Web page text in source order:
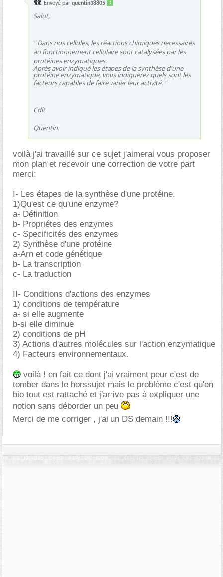
Envoyé par quentin38805
Salut,
" Dans nos cellules, les réactions chimiques necessaires
au fonctionnement cellulaire sont catalysées par les
protéines enzymatiques.
Après avoir indiqué les étapes de la synthèse d'une
protéine enzymatique, vous indiquerez quels sont les
facteurs capables de faire varier leur activité. "
Cdlt
Quentin.
voilà j'ai travaillé sur ce sujet j'aimerai vous proposer
mon plan et recevoir une correction de votre part
merci:
I- Les étapes de la synthèse d'une protéine.
1)Qu'est ce qu'une enzyme?
a- Définition
b- Propriétes des enzymes
c- Specificités des enzymes
2) Synthèse d'une protéine
a-Arn et code génétique
b- La transcription
c- La traduction
II- Conditions d'actions des enzymes
1) conditions de température
a- si elle augmente
b-si elle diminue
2) conditions de pH
3) Actions d'autres molécules sur l'action enzymatique
4) Facteurs environnementaux.
voilà ! en fait ce dont j'ai vraiment peur c'est de
tomber dans le horssujet mais le problème c'est qu'en
bio tout est rattaché et j'arrive pas à expliquer une
notion sans déborder un peu
Merci de me corriger , j'ai un DS demain !!!